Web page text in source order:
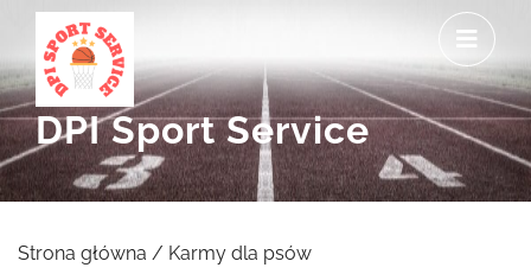
content
DPI Sport Service
Strona główna / Karmy dla psów